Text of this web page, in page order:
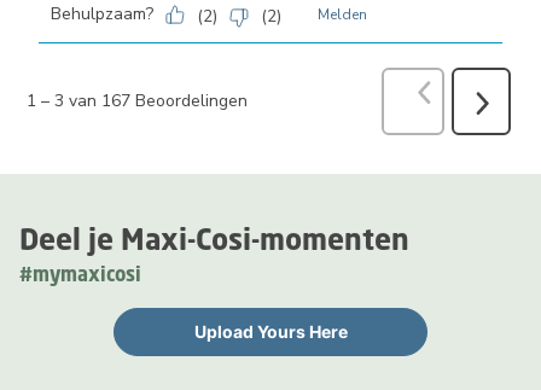
Deel je Maxi-Cosi-momenten
#mymaxicosi
Upload Yours Here
Behulpzaam? (2) (2) Melden
1 – 3 van 167 Beoordelingen Vorige